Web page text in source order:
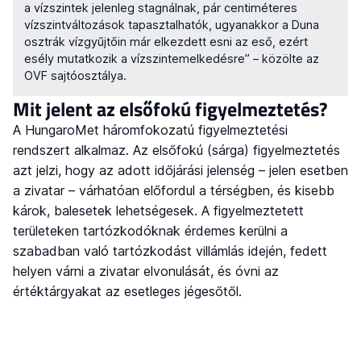
a vízszintek jelenleg stagnálnak, pár centiméteres
vízszintváltozások tapasztalhatók, ugyanakkor a Duna
osztrák vízgyűjtőin már elkezdett esni az eső, ezért
esély mutatkozik a vízszintemelkedésre” – közölte az
OVF sajtóosztálya.
Mit jelent az elsőfokú figyelmeztetés?
A HungaroMet háromfokozatú figyelmeztetési
rendszert alkalmaz. Az elsőfokú (sárga) figyelmeztetés
azt jelzi, hogy az adott időjárási jelenség – jelen esetben
a zivatar – várhatóan előfordul a térségben, és kisebb
károk, balesetek lehetségesek. A figyelmeztetett
területeken tartózkodóknak érdemes kerülni a
szabadban való tartózkodást villámlás idején, fedett
helyen várni a zivatar elvonulását, és óvni az
értéktárgyakat az esetleges jégesőtől.